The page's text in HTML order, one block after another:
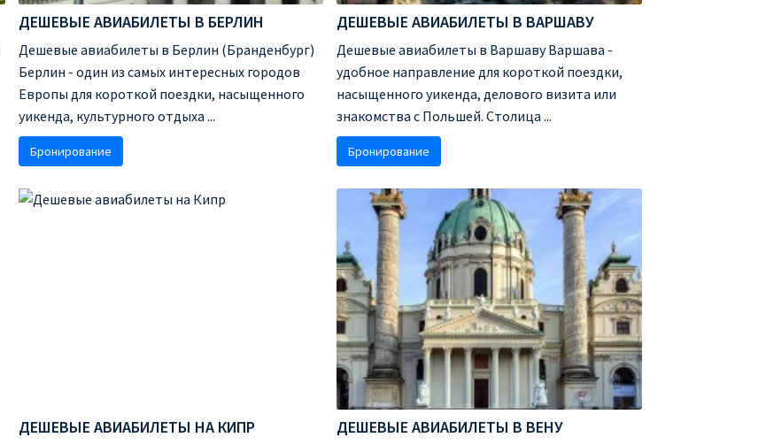
ДЕШЕВЫЕ АВИАБИЛЕТЫ В БЕРЛИН
Дешевые авиабилеты в Берлин (Бранденбург)
Берлин - один из самых интересных городов
Европы для короткой поездки, насыщенного
уикенда, культурного отдыха ...
Бронирование
ДЕШЕВЫЕ АВИАБИЛЕТЫ В ВАРШАВУ
Дешевые авиабилеты в Варшаву Варшава -
удобное направление для короткой поездки,
насыщенного уикенда, делового визита или
знакомства с Польшей. Столица ...
Бронирование
ДЕШЕВЫЕ АВИАБИЛЕТЫ НА КИПР ДЕШЕВЫЕ АВИАБИЛЕТЫ В ВЕНУ